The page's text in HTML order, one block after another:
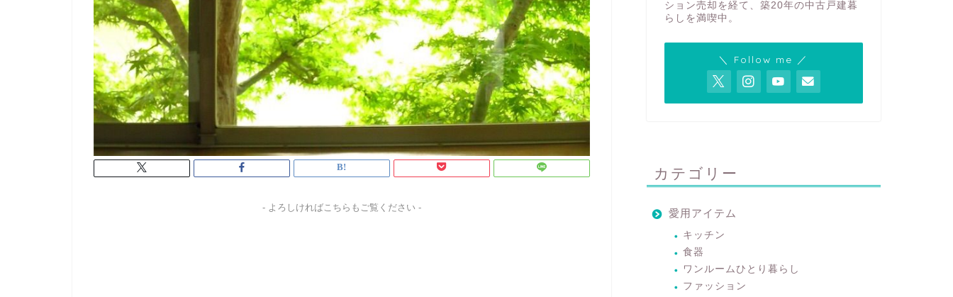
- よろしければこちらもご覧ください -
ション売却を経て、築20年の中古戸建暮
らしを満喫中。
＼ Follow me ／
カテゴリー
愛用アイテム
キッチン
食器
ワンルームひとり暮らし
ファッション